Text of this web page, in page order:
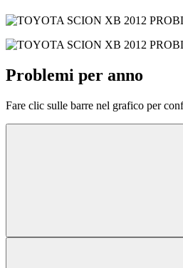
Problemi per anno
Fare clic sulle barre nel grafico per